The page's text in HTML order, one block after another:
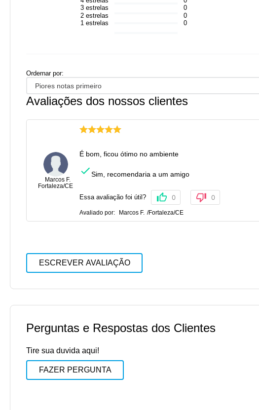
3 estrelas
2 estrelas
1 estrelas
0
0
0
Ordernar por:
Piores notas primeiro
Avaliações dos nossos clientes
Marcos F.
Fortaleza/CE
É bom, ficou ótimo no ambiente
Sim, recomendaria a um amigo
Essa avaliação foi útil? 0 0
Avaliado por: Marcos F. /Fortaleza/CE
ESCREVER AVALIAÇÃO
Perguntas e Respostas dos Clientes
Tire sua duvida aqui!
FAZER PERGUNTA